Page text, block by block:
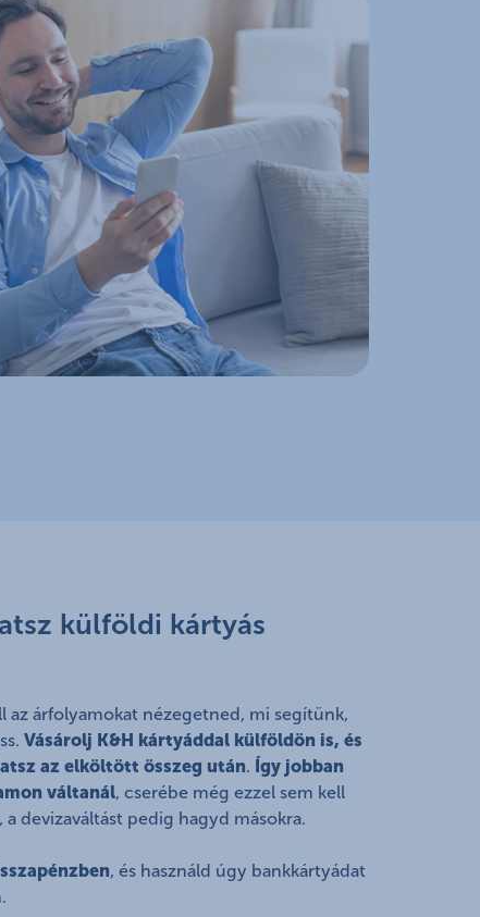
külföldi kártyás
az árfolyamokat nézegetned, mi segítünk,
Vásárolj K&H kártyáddal külföldön is, és
az elköltött összeg után. Így jobban
váltanál, cserébe még ezzel sem kell
devizaváltást pedig hagyd másokra.
, és használd úgy bankkártyádat